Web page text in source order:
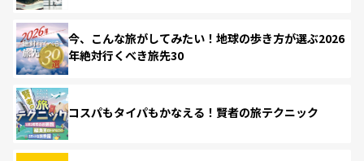
今、こんな旅がしてみたい！地球の歩き方が選ぶ2026
年絶対行くべき旅先30
コスパもタイパもかなえる！賢者の旅テクニック